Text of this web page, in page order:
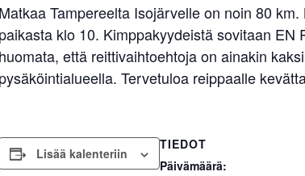
Matkaa Tampereelta Isojärvelle on noin 80
paikasta klo 10. Kimppakyydeistä sovitaan
huomata, että reittivaihtoehtoja on ainakin
pysäköintialueella. Tervetuloa reippaalle
Lisää kalenteriin
TIEDOT
Päivämäärä: